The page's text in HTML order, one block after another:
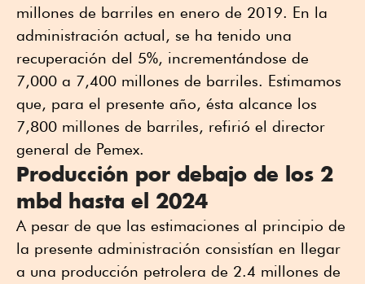
millones de barriles en enero de 2019. En la
administración actual, se ha tenido una
recuperación del 5%, incrementándose de
7,000 a 7,400 millones de barriles. Estimamos
que, para el presente año, ésta alcance los
7,800 millones de barriles, refirió el director
general de Pemex.
Producción por debajo de los 2
mbd hasta el 2024
A pesar de que las estimaciones al principio de
la presente administración consistían en llegar
a una producción petrolera de 2.4 millones de